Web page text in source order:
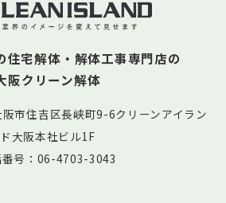
住宅解体・解体工事専門店の
阪クリーン解体
市住吉区長峡町9-6クリーンアイラン
ド大阪本社ビル1F
番号：06-4703-3043